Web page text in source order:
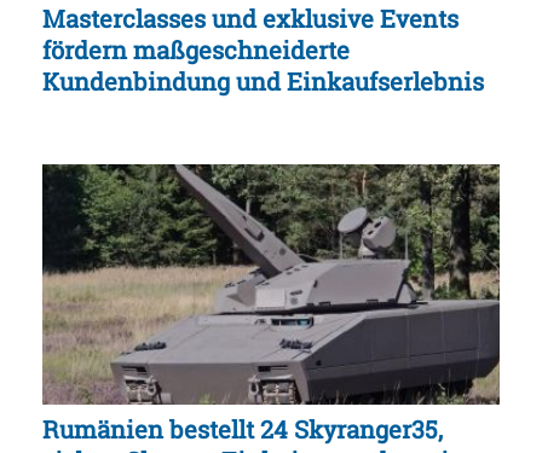
Masterclasses und exklusive Events
fördern maßgeschneiderte
Kundenbindung und Einkaufserlebnis
Rumänien bestellt 24 Skyranger35,